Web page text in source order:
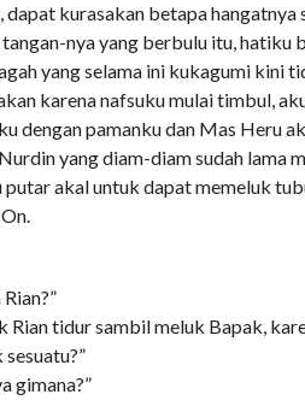
dapat kurasakan betapa
nya yang berbulu itu, hatiku
yang selama ini kukagumi kini
karena nafsuku mulai timbul,
dengan pamanku dan Mas Heru
yang diam-diam sudah lama
putar akal untuk dapat memeluk
Rian tidur sambil meluk Bapak,
gimana?”